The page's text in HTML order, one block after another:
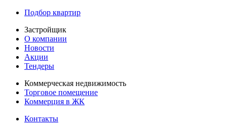
Подбор квартир
Застройщик
О компании
Новости
Акции
Тендеры
Коммерческая недвижимость
Торговое помещение
Коммерция в ЖК
Контакты